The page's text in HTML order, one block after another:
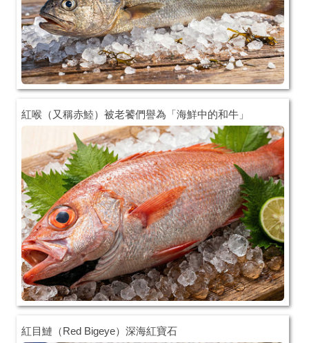
紅喉（又稱赤鯥）被老饕們譽為「海鮮中的和牛」
紅目鰱（Red Bigeye）深海紅寶石